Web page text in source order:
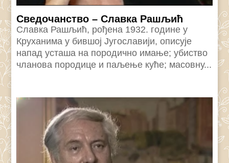
Сведочанство – Славка Рашљић
Славка Рашљић, рођена 1932. године у
Круханима у бившој Југославији, описује
напад усташа на породично имање; убиство
чланова породице и паљење куће; масовну...